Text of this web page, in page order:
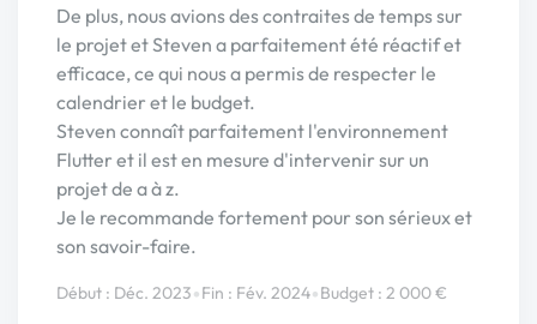
De plus, nous avions des contraites de temps sur
le projet et Steven a parfaitement été réactif et
efficace, ce qui nous a permis de respecter le
calendrier et le budget.
Steven connaît parfaitement l'environnement
Flutter et il est en mesure d'intervenir sur un
projet de a à z.
Je le recommande fortement pour son sérieux et
son savoir-faire.
Début : Déc. 2023•Fin : Fév. 2024•Budget : 2 000 €